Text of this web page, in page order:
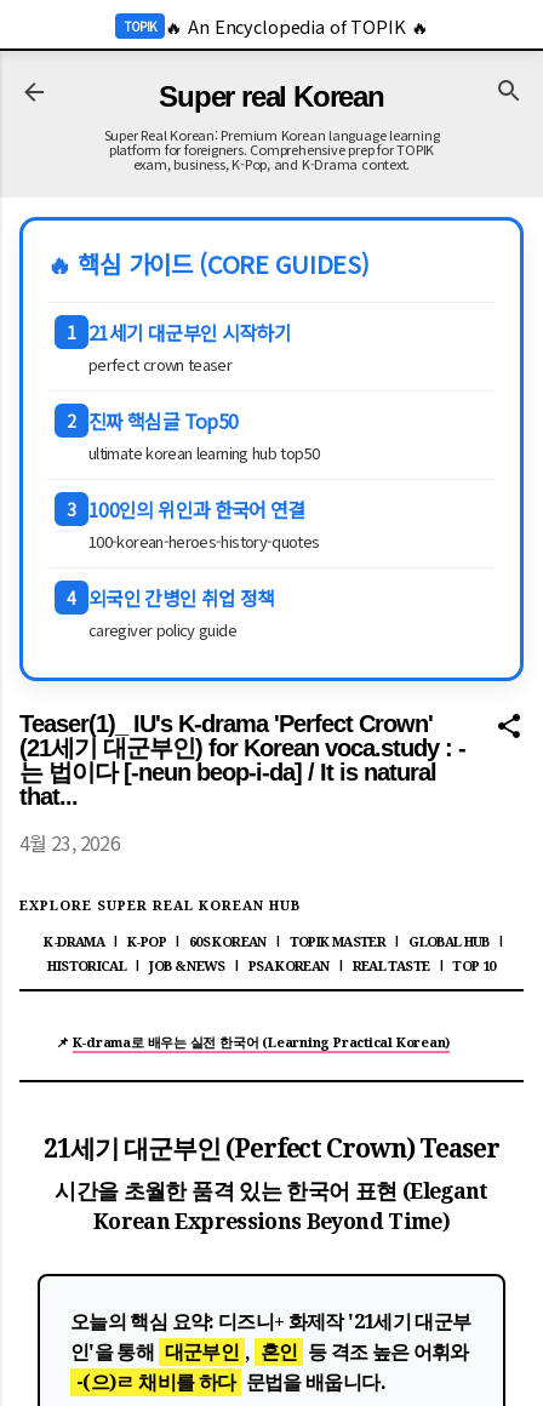
JOB 🔥 2026 KOR Job Info 🔥
기본 콘텐츠로 건너뛰기
Super real Korean
Super Real Korean: Premium Korean language learning
platform for foreigners. Comprehensive prep for TOPIK
exam, business, K-Pop, and K-Drama context.
🔥 핵심 가이드 (CORE GUIDES)
1 21세기 대군부인 시작하기
perfect crown teaser
2 진짜 핵심글 Top50
ultimate korean learning hub top50
3 100인의 위인과 한국어 연결
100-korean-heroes-history-quotes
4 외국인 간병인 취업 정책
caregiver policy guide
Teaser(1)_ IU's K-drama 'Perfect Crown'
(21세기 대군부인) for Korean voca.study : -
는 법이다 [-neun beop-i-da] / It is natural
that...
4월 23, 2026
EXPLORE SUPER REAL KOREAN HUB
K-DRAMA K-POP 60S KOREAN TOPIK MASTER GLOBAL HUB
HISTORICAL JOB & NEWS PSA KOREAN REAL TASTE TOP 10
📌 K-drama로 배우는 실전 한국어 (Learning Practical Korean)
21세기 대군부인 (Perfect Crown) Teaser
시간을 초월한 품격 있는 한국어 표현 (Elegant
Korean Expressions Beyond Time)
오늘의 핵심 요약: 디즈니+ 화제작 '21세기 대군부
인'을 통해 대군부인 , 혼인 등 격조 높은 어휘와
-(으)ㄹ 채비를 하다 문법을 배웁니다.